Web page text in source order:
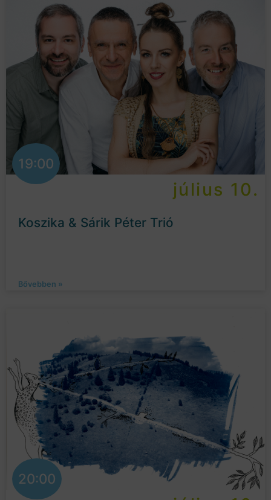
19:00
július 10.
Koszika & Sárik Péter Trió
Bővebben »
20:00